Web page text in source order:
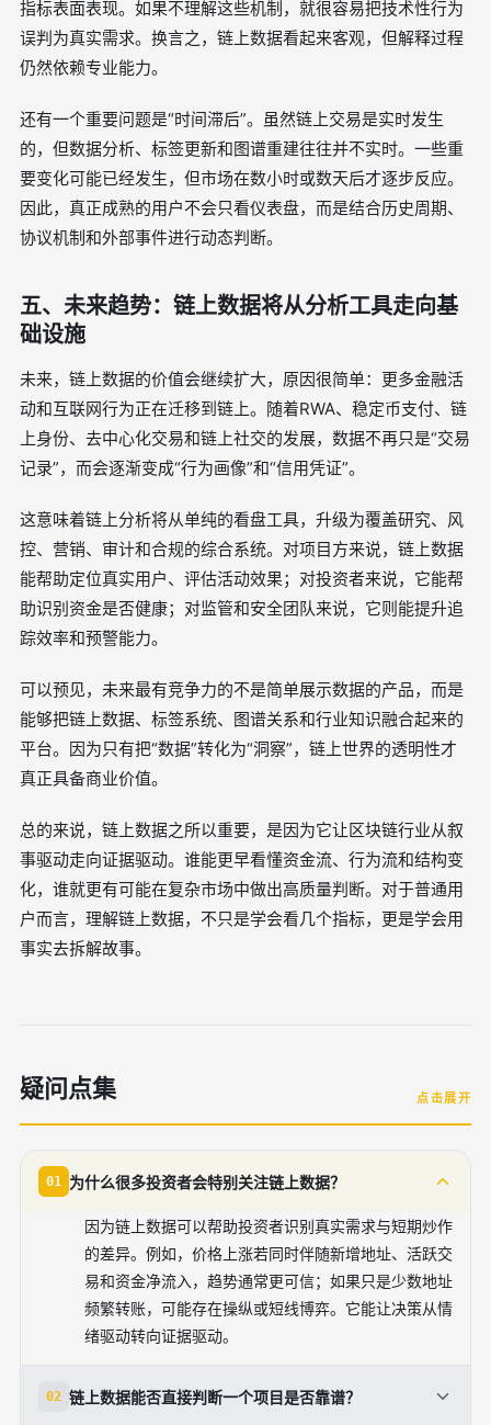
指标表面表现。如果不理解这些机制，就很容易把技术性行为
误判为真实需求。换言之，链上数据看起来客观，但解释过程
仍然依赖专业能力。
还有一个重要问题是“时间滞后”。虽然链上交易是实时发生
的，但数据分析、标签更新和图谱重建往往并不实时。一些重
要变化可能已经发生，但市场在数小时或数天后才逐步反应。
因此，真正成熟的用户不会只看仪表盘，而是结合历史周期、
协议机制和外部事件进行动态判断。
五、未来趋势：链上数据将从分析工具走向基
础设施
未来，链上数据的价值会继续扩大，原因很简单：更多金融活
动和互联网行为正在迁移到链上。随着RWA、稳定币支付、链
上身份、去中心化交易和链上社交的发展，数据不再只是“交易
记录”，而会逐渐变成“行为画像”和“信用凭证”。
这意味着链上分析将从单纯的看盘工具，升级为覆盖研究、风
控、营销、审计和合规的综合系统。对项目方来说，链上数据
能帮助定位真实用户、评估活动效果；对投资者来说，它能帮
助识别资金是否健康；对监管和安全团队来说，它则能提升追
踪效率和预警能力。
可以预见，未来最有竞争力的不是简单展示数据的产品，而是
能够把链上数据、标签系统、图谱关系和行业知识融合起来的
平台。因为只有把“数据”转化为“洞察”，链上世界的透明性才
真正具备商业价值。
总的来说，链上数据之所以重要，是因为它让区块链行业从叙
事驱动走向证据驱动。谁能更早看懂资金流、行为流和结构变
化，谁就更有可能在复杂市场中做出高质量判断。对于普通用
户而言，理解链上数据，不只是学会看几个指标，更是学会用
事实去拆解故事。
疑问点集 点击展开
01 为什么很多投资者会特别关注链上数据？
因为链上数据可以帮助投资者识别真实需求与短期炒作
的差异。例如，价格上涨若同时伴随新增地址、活跃交
易和资金净流入，趋势通常更可信；如果只是少数地址
频繁转账，可能存在操纵或短线博弈。它能让决策从情
绪驱动转向证据驱动。
02 链上数据能否直接判断一个项目是否靠谱？